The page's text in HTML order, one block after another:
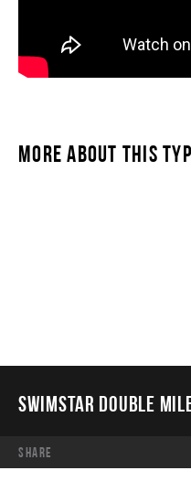
MORE ABOUT THIS
SWIMSTAR DOUBLE
share